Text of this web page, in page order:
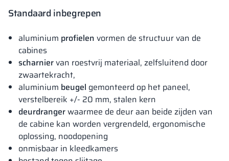
Standaard inbegrepen
aluminium profielen vormen de structuur van de
cabines
scharniervan roestvrij materiaal, zelfsluitend door
zwaartekracht,
aluminium beugel gemonteerd op het paneel,
verstelbereik +/- 20 mm, stalen kern
deurdrangerwaarmee de deur aan beide zijden van
de cabine kan worden vergrendeld, ergonomische
oplossing, noodopening
onmisbaar in kleedkamers